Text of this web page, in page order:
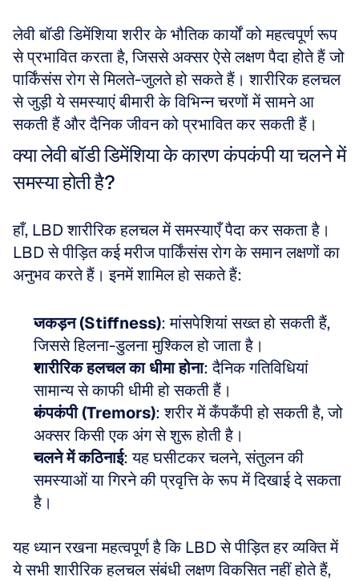
लेवी बॉडी डिमेंशिया शरीर के भौतिक कार्यों को महत्वपूर्ण रूप
से प्रभावित करता है, जिससे अक्सर ऐसे लक्षण पैदा होते हैं जो
पार्किंसंस रोग से मिलते-जुलते हो सकते हैं। शारीरिक हलचल
से जुड़ी ये समस्याएं बीमारी के विभिन्न चरणों में सामने आ
सकती हैं और दैनिक जीवन को प्रभावित कर सकती हैं।
क्या लेवी बॉडी डिमेंशिया के कारण कंपकंपी या चलने में
समस्या होती है?
हाँ, LBD शारीरिक हलचल में समस्याएँ पैदा कर सकता है।
LBD से पीड़ित कई मरीज पार्किंसंस रोग के समान लक्षणों का
अनुभव करते हैं। इनमें शामिल हो सकते हैं:
जकड़न (Stiffness): मांसपेशियां सख्त हो सकती हैं,
जिससे हिलना-डुलना मुश्किल हो जाता है।
शारीरिक हलचल का धीमा होना: दैनिक गतिविधियां
सामान्य से काफी धीमी हो सकती हैं।
कंपकंपी (Tremors): शरीर में कँपकँपी हो सकती है, जो
अक्सर किसी एक अंग से शुरू होती है।
चलने में कठिनाई: यह घसीटकर चलने, संतुलन की
समस्याओं या गिरने की प्रवृत्ति के रूप में दिखाई दे सकता
है।
यह ध्यान रखना महत्वपूर्ण है कि LBD से पीड़ित हर व्यक्ति में
ये सभी शारीरिक हलचल संबंधी लक्षण विकसित नहीं होते हैं,